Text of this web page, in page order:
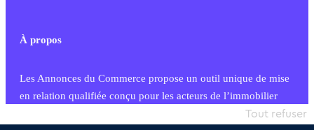
À propos
Les Annonces du Commerce propose un outil unique de mise
en relation qualifiée conçu pour les acteurs de l’immobilier
commercial et les collectivités territoriales, simple et intégrant
Tout refuser